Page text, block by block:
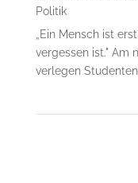
Politik
„Ein Mensch ist
vergessen ist." Am
verlegen